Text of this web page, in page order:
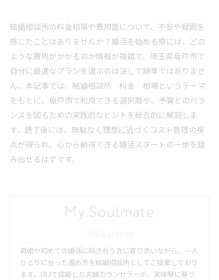
結婚相談所の料金相場や費用面について、不安や疑問を
感じたことはありませんか？婚活を始める際には、どの
ような費用がかかるのか情報が複雑で、埼玉県坂戸市で
自分に最適なプランを選ぶのは決して簡単ではありませ
ん。本記事では、結婚相談所 料金 相場というテーマ
をもとに、坂戸市で利用できる選択肢や、予算とのバラ
ンスを図るための実践的なヒントを総合的に解説しま
す。読了後には、無駄なく理想に近づくコスト管理の視
点が得られ、心から納得できる婚活スタートの一歩を踏
み出せるはずです。
My.Soulmate
再婚や初めての婚活に向き合う方に寄り添いながら、一人
ひとりに合った進め方を結婚相談所としてご提案しており
ます。IBJで成婚した夫婦カウンセラーが、実体験に基づ